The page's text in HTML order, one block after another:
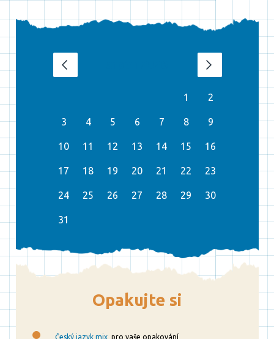
1 2
3 4 5 6 7 8 9
10 11 12 13 14 15 16
17 18 19 20 21 22 23
24 25 26 27 28 29 30
31
Opakujte si
Český jazyk mix pro vaše opakování